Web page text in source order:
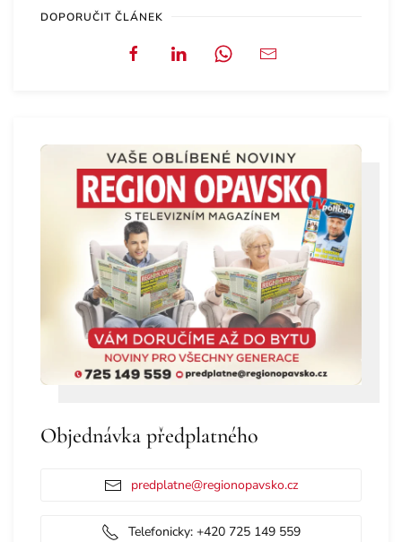
DOPORUČIT ČLÁNEK
Objednávka předplatného
predplatne@regionopavsko.cz
Telefonicky: +420 725 149 559